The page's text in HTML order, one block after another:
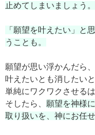
止めてしまいましょう。
「願望を叶えたい」と
うことも。
願望が思い浮かんだら
叶えたいとも消したい
単純にワクワクさせるは
そしたら、 願望を神様
取り扱いを、神にお任